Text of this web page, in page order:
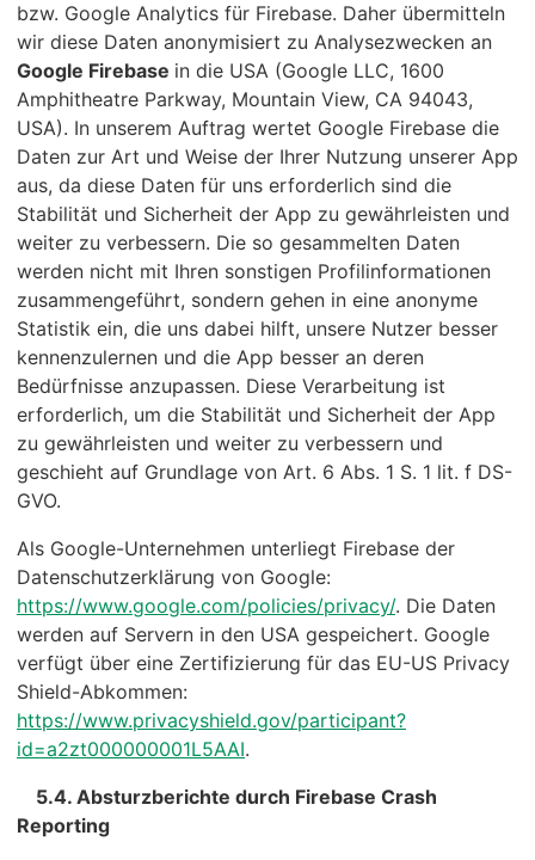
bzw. Google Analytics für Firebase. Daher übermitteln
wir diese Daten anonymisiert zu Analysezwecken an
Google Firebase in die USA (Google LLC, 1600
Amphitheatre Parkway, Mountain View, CA 94043,
USA). In unserem Auftrag wertet Google Firebase die
Daten zur Art und Weise der Ihrer Nutzung unserer App
aus, da diese Daten für uns erforderlich sind die
Stabilität und Sicherheit der App zu gewährleisten und
weiter zu verbessern. Die so gesammelten Daten
werden nicht mit Ihren sonstigen Profilinformationen
zusammengeführt, sondern gehen in eine anonyme
Statistik ein, die uns dabei hilft, unsere Nutzer besser
kennenzulernen und die App besser an deren
Bedürfnisse anzupassen. Diese Verarbeitung ist
erforderlich, um die Stabilität und Sicherheit der App
zu gewährleisten und weiter zu verbessern und
geschieht auf Grundlage von Art. 6 Abs. 1 S. 1 lit. f DS-
GVO.
Als Google-Unternehmen unterliegt Firebase der
Datenschutzerklärung von Google:
https://www.google.com/policies/privacy/. Die Daten
werden auf Servern in den USA gespeichert. Google
verfügt über eine Zertifizierung für das EU-US Privacy
Shield-Abkommen:
https://www.privacyshield.gov/participant?
id=a2zt000000001L5AAI.
5.4. Absturzberichte durch Firebase Crash
Reporting